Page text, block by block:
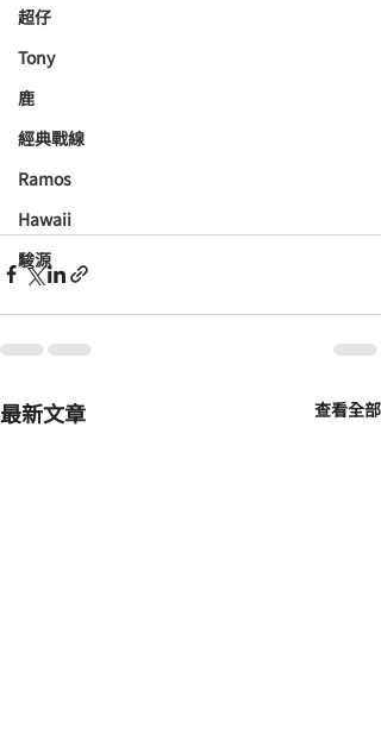
超仔
Tony
鹿
經典戰線
Ramos
Hawaii
駿源
最新文章 查看全部